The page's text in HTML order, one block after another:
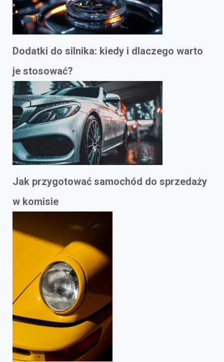
Dodatki do silnika: kiedy i dlaczego warto
je stosować?
Jak przygotować samochód do sprzedaży
w komisie